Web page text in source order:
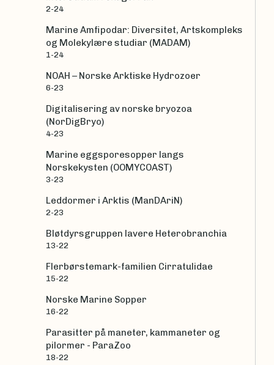
2-24
Marine Amfipodar: Diversitet, Artskompleks
og Molekylære studiar (MADAM)
1-24
NOAH – Norske Arktiske Hydrozoer
6-23
Digitalisering av norske bryozoa
(NorDigBryo)
4-23
Marine eggsporesopper langs
Norskekysten (OOMYCOAST)
3-23
Leddormer i Arktis (ManDAriN)
2-23
Bløtdyrsgruppen lavere Heterobranchia
13-22
Flerbørstemark-familien Cirratulidae
15-22
Norske Marine Sopper
16-22
Parasitter på maneter, kammaneter og
pilormer - ParaZoo
18-22